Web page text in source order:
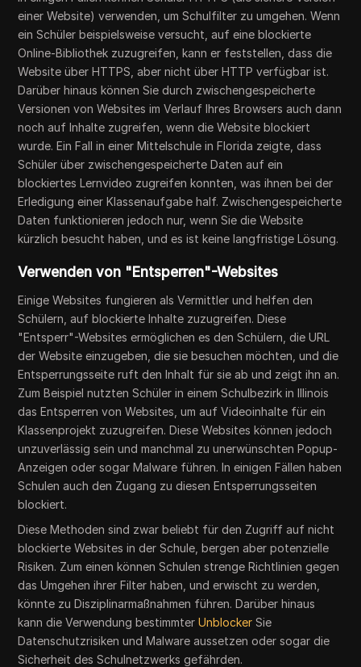
einer Website) verwenden, um Schulfilter zu umgehen. Wenn
ein Schüler beispielsweise versucht, auf eine blockierte
Online-Bibliothek zuzugreifen, kann er feststellen, dass die
Website über HTTPS, aber nicht über HTTP verfügbar ist.
Darüber hinaus können Sie durch zwischengespeicherte
Versionen von Websites im Verlauf Ihres Browsers auch dann
noch auf Inhalte zugreifen, wenn die Website blockiert
wurde. Ein Fall in einer Mittelschule in Florida zeigte, dass
Schüler über zwischengespeicherte Daten auf ein
blockiertes Lernvideo zugreifen konnten, was ihnen bei der
Erledigung einer Klassenaufgabe half. Zwischengespeicherte
Daten funktionieren jedoch nur, wenn Sie die Website
kürzlich besucht haben, und es ist keine langfristige Lösung.
Verwenden von "Entsperren"-Websites
Einige Websites fungieren als Vermittler und helfen den
Schülern, auf blockierte Inhalte zuzugreifen. Diese
"Entsperr"-Websites ermöglichen es den Schülern, die URL
der Website einzugeben, die sie besuchen möchten, und die
Entsperrungsseite ruft den Inhalt für sie ab und zeigt ihn an.
Zum Beispiel nutzten Schüler in einem Schulbezirk in Illinois
das Entsperren von Websites, um auf Videoinhalte für ein
Klassenprojekt zuzugreifen. Diese Websites können jedoch
unzuverlässig sein und manchmal zu unerwünschten Popup-
Anzeigen oder sogar Malware führen. In einigen Fällen haben
Schulen auch den Zugang zu diesen Entsperrungsseiten
blockiert.
Diese Methoden sind zwar beliebt für den Zugriff auf nicht
blockierte Websites in der Schule, bergen aber potenzielle
Risiken. Zum einen können Schulen strenge Richtlinien gegen
das Umgehen ihrer Filter haben, und erwischt zu werden,
könnte zu Disziplinarmaßnahmen führen. Darüber hinaus
kann die Verwendung bestimmter Unblocker Sie
Datenschutzrisiken und Malware aussetzen oder sogar die
Sicherheit des Schulnetzwerks gefährden.